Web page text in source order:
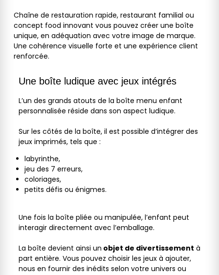
Chaîne de restauration rapide, restaurant familial ou
concept food innovant vous pouvez créer une boîte
unique, en adéquation avec votre image de marque.
Une cohérence visuelle forte et une expérience client
renforcée.
Une boîte ludique avec jeux intégrés
L’un des grands atouts de la boîte menu enfant
personnalisée réside dans son aspect ludique.
Sur les côtés de la boîte, il est possible d’intégrer des
jeux imprimés, tels que :
labyrinthe,
jeu des 7 erreurs,
coloriages,
petits défis ou énigmes.
Une fois la boîte pliée ou manipulée, l’enfant peut
interagir directement avec l’emballage.
La boîte devient ainsi un objet de divertissement à
part entière. Vous pouvez choisir les jeux à ajouter,
nous en fournir des inédits selon votre univers ou